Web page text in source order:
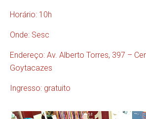
Horário: 10h
Onde: Sesc
Endereço: Av. Alberto Torres, 397 –
Goytacazes
Ingresso: gratuito